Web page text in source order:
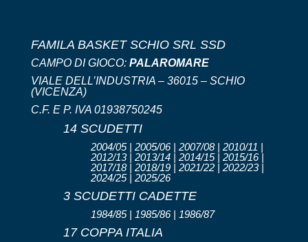
FAMILA BASKET SCHIO SRL SSD
CAMPO DI GIOCO: PALAROMARE
VIALE DELL’INDUSTRIA – 36015 – SCHIO
(VICENZA)
C.F. E P. IVA 01938750245
14 SCUDETTI
2004/05 | 2005/06 | 2007/08 | 2010/11 |
2012/13 | 2013/14 | 2014/15 | 2015/16 |
2017/18 | 2018/19 | 2021/22 | 2022/23 |
2024/25 | 2025/26
3 SCUDETTI CADETTE
1984/85 | 1985/86 | 1986/87
17 COPPA ITALIA